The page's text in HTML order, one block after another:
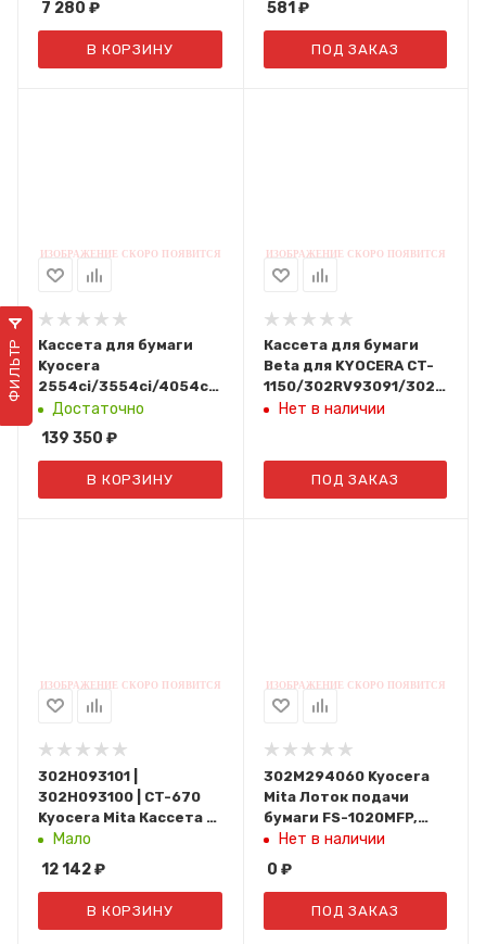
7 280 ₽
В КОРЗИНУ
1150
581 ₽
ПОД ЗАКАЗ
Кассета для бумаги
Kyocera
2554ci/3554ci/4054ci/5054ci/6054ci/7054ci
(2x1500 листов, 52–
300 г/м², A4, B5, letter)
PF-
Достаточно
139 350 ₽
В КОРЗИНУ
Кассета для бумаги
Beta для KYOCERA CT-
1150/302RV93091/
Ориг. тех упак.
Нет в наличии
ПОД ЗАКАЗ
302H093101 |
302H093100 | CT-670
Kyocera Mita Кассета в
сборе CT-670 KM-2540,
670
Мало
12 142₽
В КОРЗИНУ
302M294060 Kyocera
Mita Лоток подачи
бумаги FS-1020MFP,
1025MFP, 1120MFP,
1320MFP
Нет в наличии
0 ₽
ПОД ЗАКАЗ
ФИЛЬТР